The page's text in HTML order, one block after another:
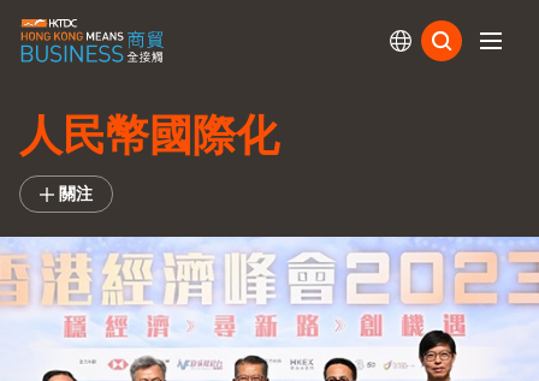
人民幣國際化
關注